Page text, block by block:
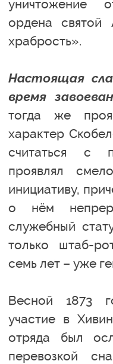
уничтожение
ордена
храбрость».
Настоящая
время
тогда же
характер
считаться с
проявлял
инициативу,
о нём
служебный
только штаб-
семь лет – уже
Весной 1873
участие в
отряда был
перевозкой